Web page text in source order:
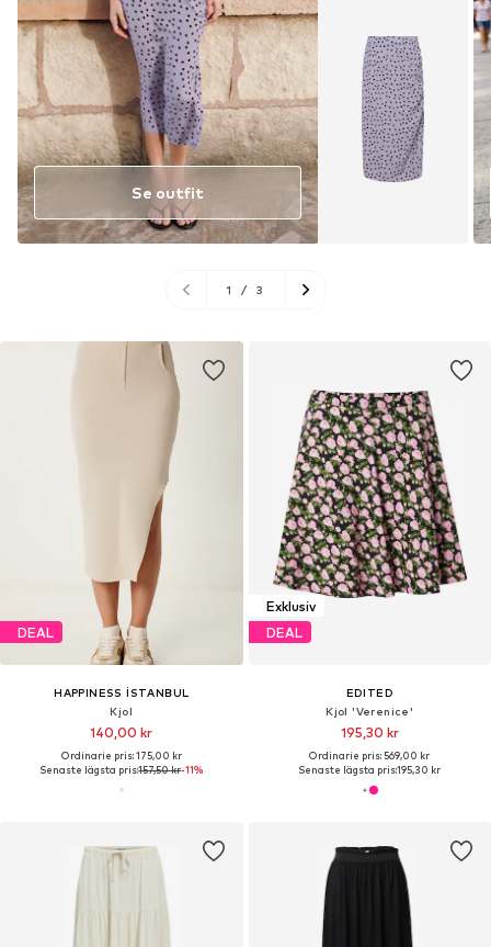
Se outfit
1 / 3
DEAL
HAPPINESS İSTANBUL
Kjol
140,00 kr
Ordinarie pris: 175,00 kr
Senaste lägsta pris:157,50 kr-11%
Exklusiv
DEAL
EDITED
Kjol 'Verenice'
195,30 kr
Ordinarie pris: 569,00 kr
Senaste lägsta pris:195,30 kr